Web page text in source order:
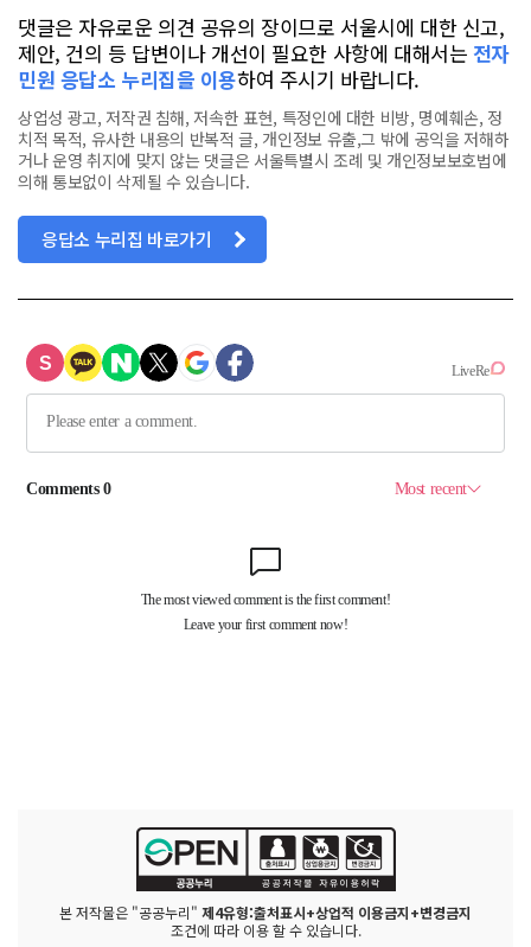
댓글은 자유로운 의견 공유의 장이므로 서울시에 대한 신고,
제안, 건의 등 답변이나 개선이 필요한 사항에 대해서는 전자
민원 응답소 누리집을 이용하여 주시기 바랍니다.
상업성 광고, 저작권 침해, 저속한 표현, 특정인에 대한 비방, 명예훼손, 정
치적 목적, 유사한 내용의 반복적 글, 개인정보 유출,그 밖에 공익을 저해하
거나 운영 취지에 맞지 않는 댓글은 서울특별시 조례 및 개인정보보호법에
의해 통보없이 삭제될 수 있습니다.
응답소 누리집 바로가기
본 저작물은 "공공누리" 제4유형:출처표시+상업적 이용금지+변경금지
조건에 따라 이용 할 수 있습니다.